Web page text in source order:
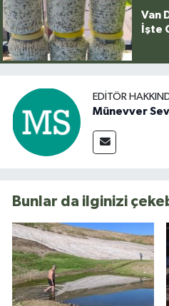
Van
İşte
EDITÖR
Münevver
Bunlar da ilginizi